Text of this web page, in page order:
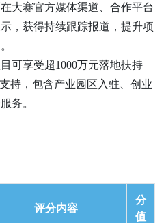
大赛官方媒体渠道、合作平台
，获得持续跟踪报道，提升项
可享受超1000万元落地扶持
持，包含产业园区入驻、创业
务。
评分内容
分
值